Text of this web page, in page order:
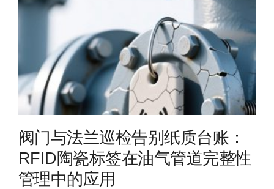
专享
新闻专栏
阀门与法兰巡检告别纸质台账：
RFID陶瓷标签在油气管道完整性
管理中的应用